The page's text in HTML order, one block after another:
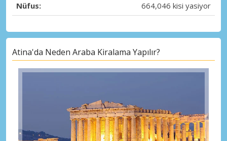
Nüfus: 664,046 kisi yasiyor
Atina'da Neden Araba Kiralama Yapılır?